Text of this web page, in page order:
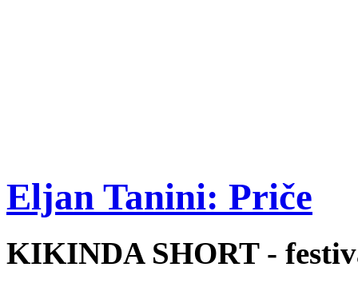
Eljan Tanini: Priče
KIKINDA SHORT -